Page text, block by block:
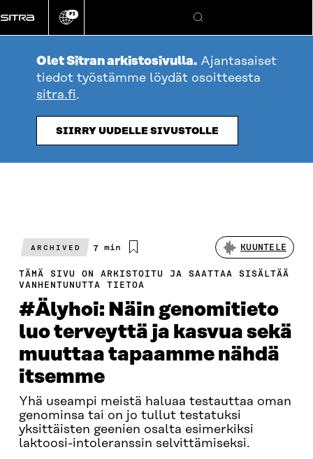
suoraan
sisältöön
Vaihda
kieli
FI
Hae
Olet Sitran arkistosivulla. Ajantasaiset
tiedot työstämme löydät osoitteesta
sitra.fi.
SIIRRY UUDELLE SIVUSTOLLE
ARCHIVED
Arvioitu
7 min KUUNTELE
TÄMÄ SIVU ON ARKISTOITU JA SAATTAA SISÄLTÄÄ
VANHENTUNUTTA TIETOA
#Älyhoi: Näin genomitieto
luo terveyttä ja kasvua sekä
muuttaa tapaamme nähdä
itsemme
Yhä useampi meistä haluaa testauttaa oman
genominsa tai on jo tullut testatuksi
yksittäisten geenien osalta esimerkiksi
laktoosi-intoleranssin selvittämiseksi.